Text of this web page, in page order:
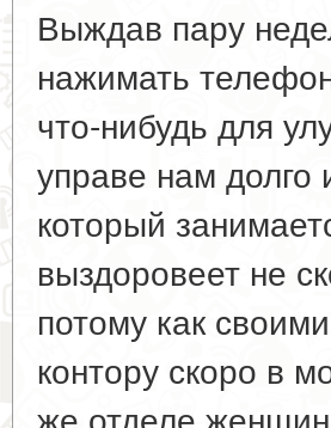
Выждав пару
нажимать
что-нибудь для
управе нам долго
который
выздоровеет не
потому как
контору скоро в
же отделе